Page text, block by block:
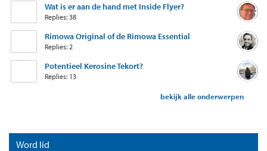
Wat is er aan de hand met Inside Flyer?
Replies: 38
Rimowa Original of de Rimowa Essential
Replies: 2
Potentieel Kerosine Tekort?
Replies: 13
bekijk alle onderwerpen
Word lid